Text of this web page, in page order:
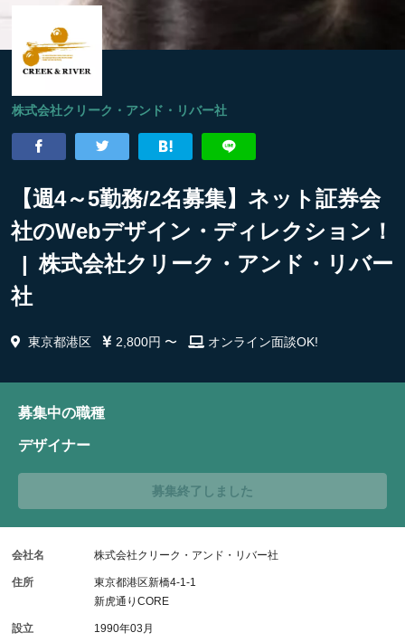
株式会社クリーク・アンド・リバー社
【週4～5勤務/2名募集】ネット証券会
社のWebデザイン・ディレクション！
| 株式会社クリーク・アンド・リバー
社
東京都港区 2,800円 〜 オンライン面談OK!
募集中の職種
デザイナー
募集終了しました
会社名 株式会社クリーク・アンド・リバー社
住所
東京都港区新橋4-1-1
新虎通りCORE
設立 1990年03月